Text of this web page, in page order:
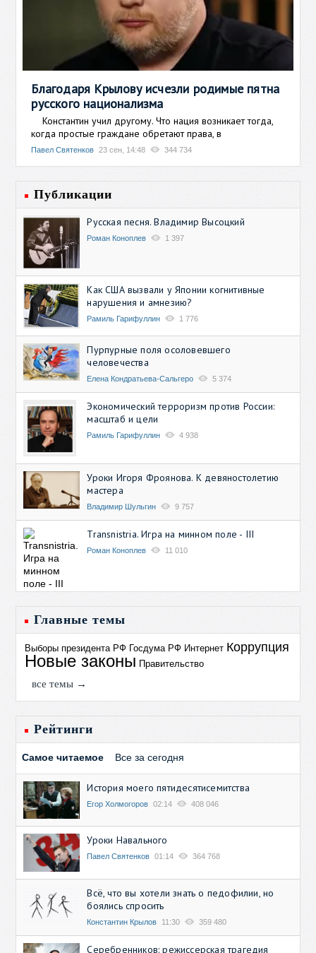
Благодаря Крылову исчезли родимые пятна
русского национализма
Константин учил другому. Что нация возникает тогда,
когда простые граждане обретают права, в
Павел Святенков 23 сен, 14:48 344 734
Публикации
Русская песня. Владимир Высоцкий
Роман Коноплев 1 397
Как США вызвали у Японии когнитивные
нарушения и амнезию?
Рамиль Гарифуллин 1 776
Пурпурные поля осоловевшего
человечества
Елена Кондратьева-Сальгеро 5 374
Экономический терроризм против России:
масштаб и цели
Рамиль Гарифуллин 4 938
Уроки Игоря Фроянова. К девяностолетию
мастера
Владимир Шульгин 9 757
Transnistria. Игра на минном поле - III
Роман Коноплев 11 010
Главные темы
Выборы президента РФ Госдума РФ Интернет Коррупция
Новые законы Правительство
все темы →
Рейтинги
Самое читаемое Все за сегодня
История моего пятидесятисемитства
Егор Холмогоров 02:14 408 046
Уроки Навального
Павел Святенков 01:14 364 768
Всё, что вы хотели знать о педофилии, но
боялись спросить
Константин Крылов 11:30 359 480
Серебренников: режиссерская трагедия